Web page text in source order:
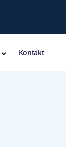
Kontakt